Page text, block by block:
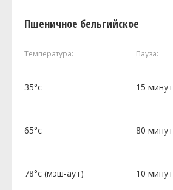
Пшеничное бельгийское
Температура: Пауза:
35°c 15 минут
65°c 80 минут
78°c (мэш-аут) 10 минут